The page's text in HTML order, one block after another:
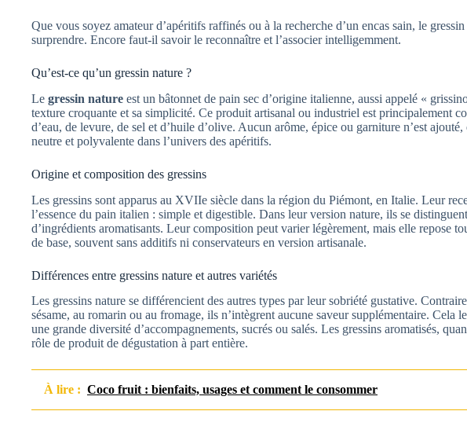
Que vous soyez amateur d’apéritifs raffinés ou à la recherche d’un encas sain, le
surprendre. Encore faut-il savoir le reconnaître et l’associer intelligemment.
Qu’est-ce qu’un gressin nature ?
Le gressin nature est un bâtonnet de pain sec d’origine italienne, aussi appelé «
texture croquante et sa simplicité. Ce produit artisanal ou industriel est principalement
d’eau, de levure, de sel et d’huile d’olive. Aucun arôme, épice ou garniture n’est
neutre et polyvalente dans l’univers des apéritifs.
Origine et composition des gressins
Les gressins sont apparus au XVIIe siècle dans la région du Piémont, en Italie. Leur
l’essence du pain italien : simple et digestible. Dans leur version nature, ils se
d’ingrédients aromatisants. Leur composition peut varier légèrement, mais elle repose
de base, souvent sans additifs ni conservateurs en version artisanale.
Différences entre gressins nature et autres variétés
Les gressins nature se différencient des autres types par leur sobriété gustative.
sésame, au romarin ou au fromage, ils n’intègrent aucune saveur supplémentaire. Cela
une grande diversité d’accompagnements, sucrés ou salés. Les gressins aromatisés,
rôle de produit de dégustation à part entière.
À lire : Coco fruit : bienfaits, usages et comment le consommer